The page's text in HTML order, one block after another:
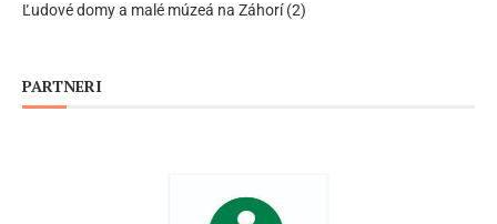
Ľudové domy a malé múzeá na Záhorí (2)
PARTNERI